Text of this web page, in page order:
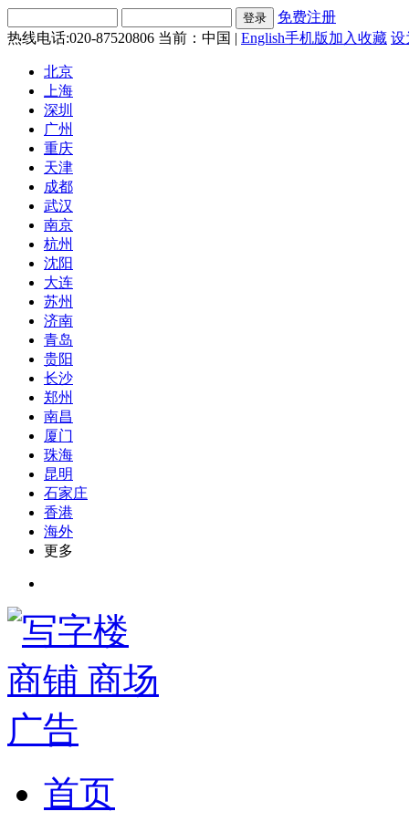
免费注册
热线电话:020-87520806 当前：中国 | English手机版加入收藏 设
北京
上海
深圳
广州
重庆
天津
成都
武汉
南京
杭州
沈阳
大连
苏州
济南
青岛
贵阳
长沙
郑州
南昌
厦门
珠海
昆明
石家庄
香港
海外
更多
首页